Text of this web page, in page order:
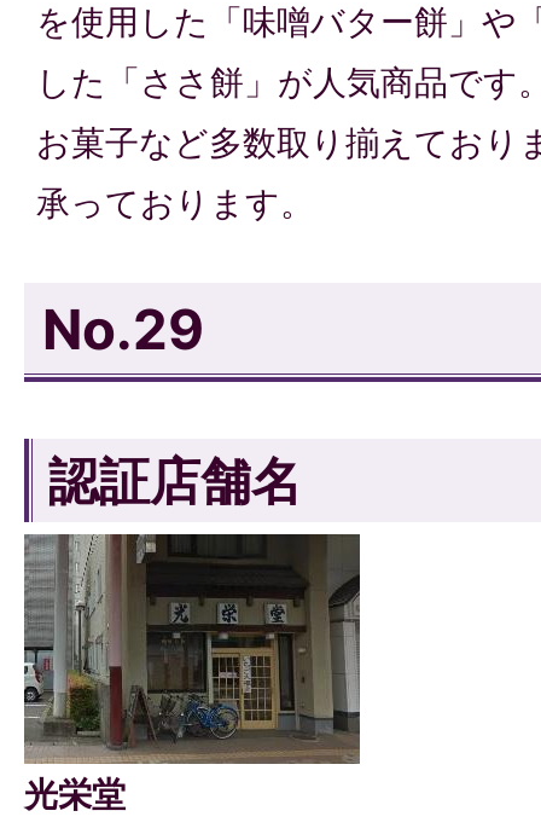
を使用した「味噌バター餅」や
した「ささ餅」が人気商品です
お菓子など多数取り揃えており
承っております。
No.29
認証店舗名
光栄堂